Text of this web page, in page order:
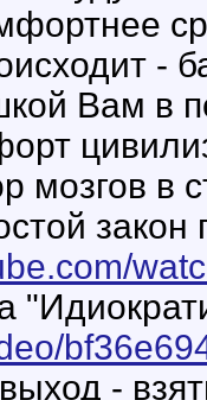
-
Вам в
мозгов в
-